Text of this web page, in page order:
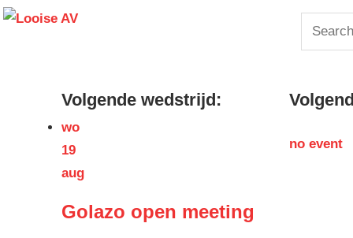
Skip
Search
for:
Volgende wedstrijd:
wo
19
aug
Golazo open meeting
no event